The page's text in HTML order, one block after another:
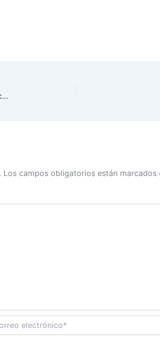
Garantiza INE Oaxaca la representación de los pueblos y comunidades indígenas en la nueva geografía electoral
Los campos obligatorios están marcados